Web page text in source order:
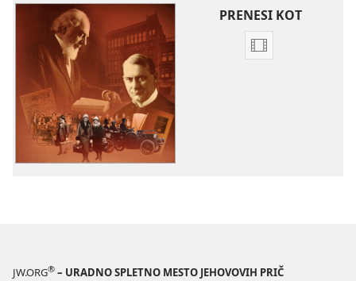
PRENESI KOT
Možnosti
teme
JW.ORG® – URADNO SPLETNO MESTO JEHOVOVIH PRIČ